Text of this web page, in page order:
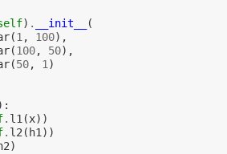
) . __init__
(
(1, 100),
(100, 50),
(50, 1)
. l1(x))
. l2( h1))
)